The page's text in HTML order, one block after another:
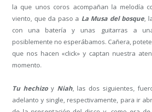
la que unos coros acompañan la melodía
viento, que da paso a La Musa del bosque,
con una batería y unas guitarras a
posiblemente no esperábamos. Cañera,
que nos hacen «click» y captan nuestra
momento.
Tu hechizoy Niah, las dos siguientes,
adelanto y single, respectivamente, para ir